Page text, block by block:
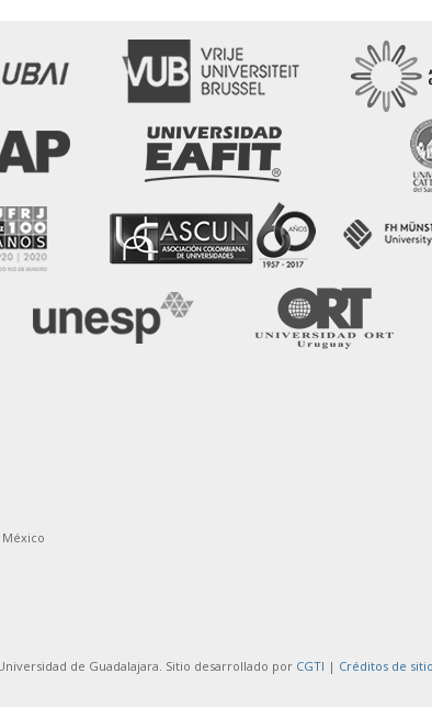
México
de Guadalajara. Sitio desarrollado por CGTI | Créditos de sitio